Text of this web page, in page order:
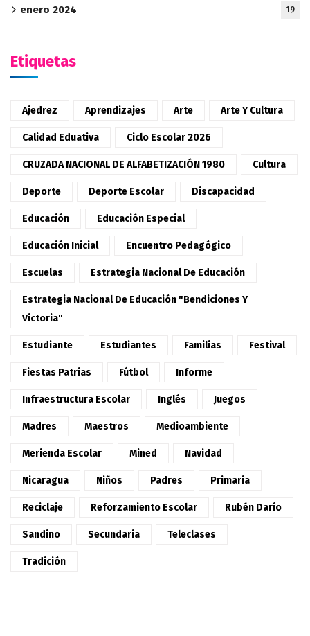
enero 2024 19
Etiquetas
Ajedrez Aprendizajes Arte Arte Y Cultura
Calidad Eduativa Ciclo Escolar 2026
CRUZADA NACIONAL DE ALFABETIZACIÓN 1980 Cultura
Deporte Deporte Escolar Discapacidad
Educación Educación Especial
Educación Inicial Encuentro Pedagógico
Escuelas Estrategia Nacional De Educación
Estrategia Nacional De Educación "Bendiciones Y
Victoria"
Estudiante Estudiantes Familias Festival
Fiestas Patrias Fútbol Informe
Infraestructura Escolar Inglés Juegos
Madres Maestros Medioambiente
Merienda Escolar Mined Navidad
Nicaragua Niños Padres Primaria
Reciclaje Reforzamiento Escolar Rubén Darío
Sandino Secundaria Teleclases
Tradición